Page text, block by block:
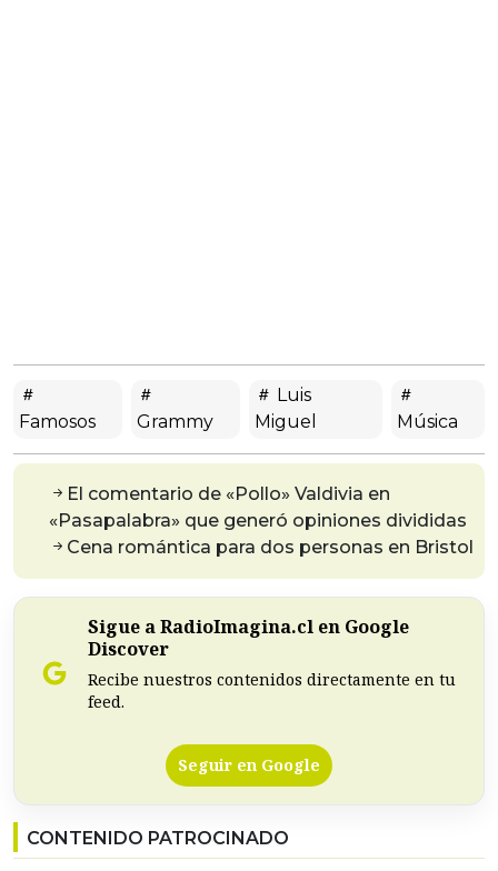
Famosos Grammy
Luis
Miguel
Música
El comentario de «Pollo» Valdivia en
«Pasapalabra» que generó opiniones divididas
Cena romántica para dos personas en Bristol
Sigue a RadioImagina.cl en Google
Discover
Recibe nuestros contenidos directamente en tu
feed.
Seguir en Google
CONTENIDO PATROCINADO